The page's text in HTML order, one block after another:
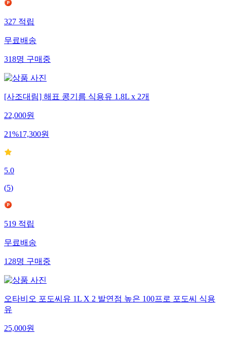
327 적립
무료배송
318명 구매중
[사조대림] 해표 콩기름 식용유 1.8L x 2개
22,000원
21%17,300원
5.0
(5)
519 적립
무료배송
128명 구매중
오타비오 포도씨유 1L X 2 발연점 높은 100프로 포도씨 식용
유
25,000원